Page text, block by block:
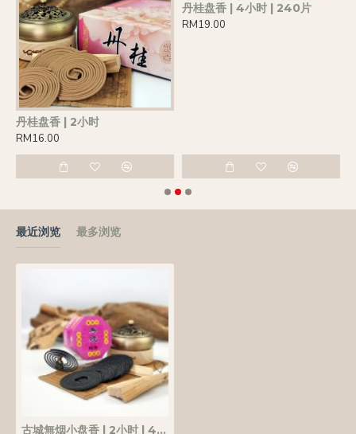
丹桂盘香 | 2小时
RM16.00
丹桂盘香 | 4小时 | 240片
RM19.00
最近浏览 最多浏览
古城無烟小盘香 | 2小时 | 40片